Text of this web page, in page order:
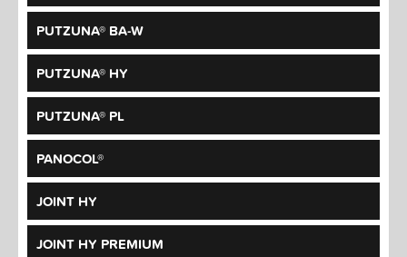
PUTZUNA® BA-W
PUTZUNA® HY
PUTZUNA® PL
PANOCOL®
JOINT HY
JOINT HY PREMIUM